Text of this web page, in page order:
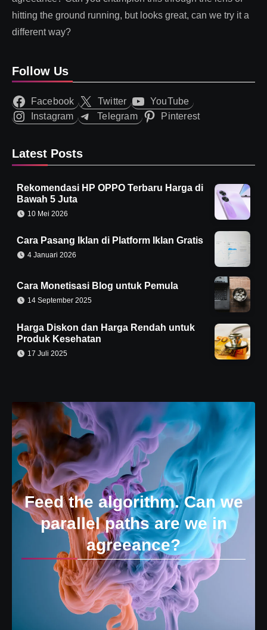
hitting the ground running, but looks great, can we try it a
different way?
Follow Us
Facebook Twitter
YouTube
Instagram
Telegram Pinterest
Latest Posts
Rekomendasi HP OPPO Terbaru Harga di
Bawah 5 Juta
10 Mei 2026
Cara Pasang Iklan di Platform Iklan Gratis
4 Januari 2026
Cara Monetisasi Blog untuk Pemula
14 September 2025
Harga Diskon dan Harga Rendah untuk
Produk Kesehatan
17 Juli 2025
Feed the algorithm. Can we
parallel paths are we in
agreeance?